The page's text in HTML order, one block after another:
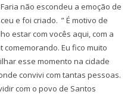
não escondeu a emoção de
e foi criado. ” É motivo de
estar com vocês aqui, com a
Eu fico muito
esse momento na cidade
convivi com tantas pessoas.
com o povo de Santos